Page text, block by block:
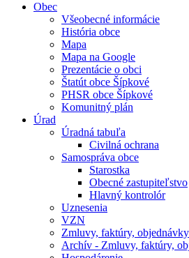
Obec
Všeobecné informácie
História obce
Mapa
Mapa na Google
Prezentácie o obci
Štatút obce Šípkové
PHSR obce Šípkové
Komunitný plán
Úrad
Úradná tabuľa
Civilná ochrana
Samospráva obce
Starostka
Obecné zastupiteľstvo
Hlavný kontrolór
Uznesenia
VZN
Zmluvy, faktúry, objednávky
Archív - Zmluvy, faktúry,